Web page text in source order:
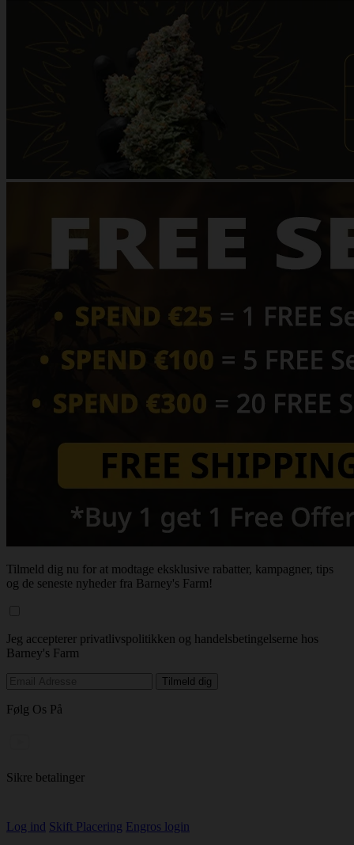
Tilmeld dig nu for at modtage eksklusive rabatter, kampagner, tips
og de seneste nyheder fra Barney's Farm!
Jeg accepterer privatlivspolitikken og handelsbetingelserne hos
Barney's Farm
Følg Os På
Sikre betalinger
Log ind Skift Placering Engros login